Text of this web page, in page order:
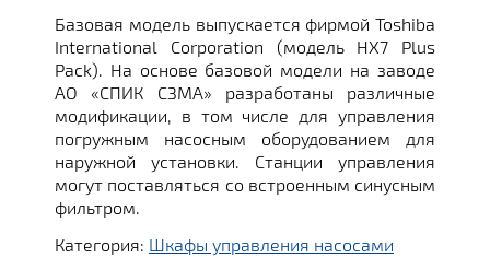
Базовая модель выпускается фирмой Toshiba
International Corporation (модель HX7 Plus
Pack). На основе базовой модели на заводе
АО «СПИК СЗМА» разработаны различные
модификации, в том числе для управления
погружным насосным оборудованием для
наружной установки. Станции управления
могут поставляться со встроенным синусным
фильтром.
Категория: Шкафы управления насосами